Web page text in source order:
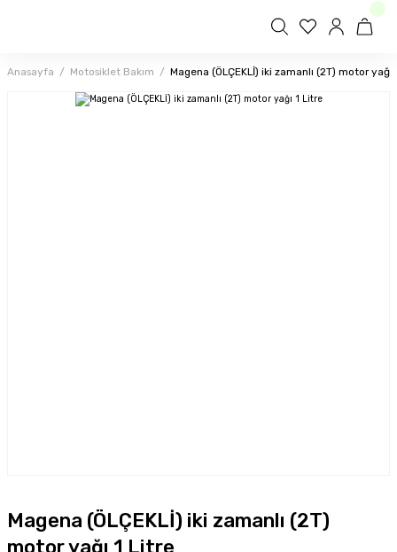
Anasayfa Motosiklet Bakım Magena (ÖLÇEKLİ) iki zamanlı (2T) motor yağı
Magena (ÖLÇEKLİ) iki zamanlı (2T)
motor yağı 1 Litre